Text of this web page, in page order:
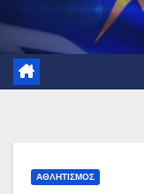
ΑΘΛΗΤΙΣΜΌΣ